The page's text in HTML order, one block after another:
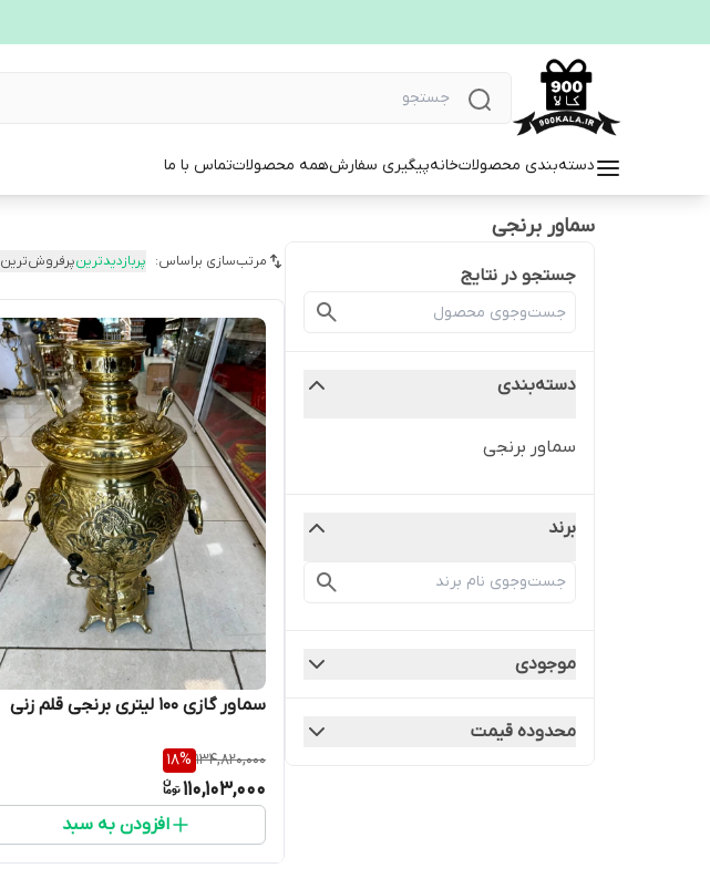
دسته‌بندی محصولاتخانهپیگیری سفارشهمه محصولاتتماس با ما
سماور برنجی
جستجو در نتایج
دسته‌بندی
سماور برنجی
برند
موجودی
محدوده قیمت
مرتب‌سازی براساس: پربازدیدترینپرفروش‌ترین
سماور گازی ۱۰۰ لیتری برنجی قلم زنی
134,820,000
18%
110,103,000
افزودن به سبد